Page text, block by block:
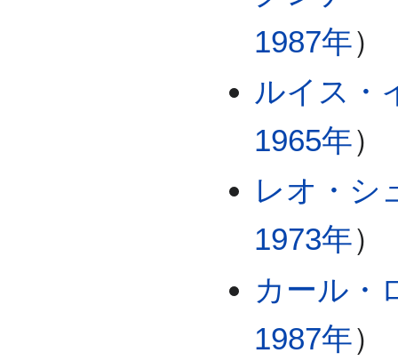
1987年）
ルイス・
1965年）
レオ・シ
1973年）
カール・
1987年）